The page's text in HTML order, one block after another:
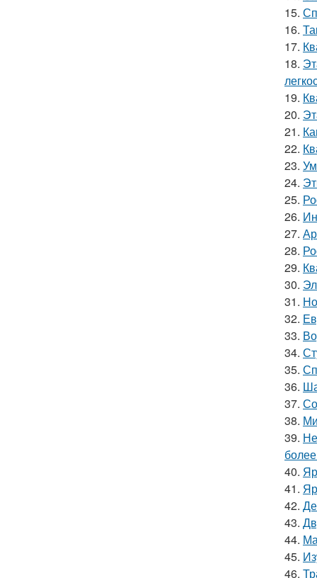
15.
16.
17.
18.
19.
20.
21.
22.
23.
24.
25.
26.
27.
28.
29.
30.
31.
32.
33.
34.
35.
36.
37.
38.
39.
40.
41.
42.
43.
44.
45.
46.